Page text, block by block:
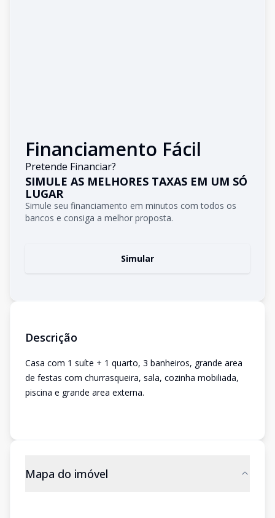
Financiamento Fácil
Pretende Financiar?
SIMULE AS MELHORES TAXAS EM UM SÓ
LUGAR
Simule seu financiamento em minutos com todos os
bancos e consiga a melhor proposta.
Simular
Descrição
Casa com 1 suíte + 1 quarto, 3 banheiros, grande area
de festas com churrasqueira, sala, cozinha mobiliada,
piscina e grande area externa.
Mapa do imóvel